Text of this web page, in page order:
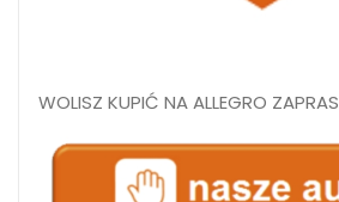
WOLISZ KUPIĆ NA ALLEGRO